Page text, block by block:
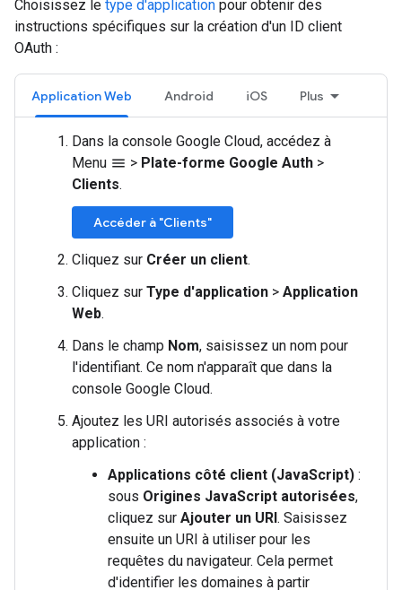
Choisissez le type d'application pour obtenir des
instructions spécifiques sur la création d'un ID client
OAuth :
Application Web Android iOS Plus
Dans la console Google Cloud, accédez à
Menu menu > Plate-forme Google Auth >
Clients.
Accéder à "Clients"
Cliquez sur Créer un client.
Cliquez sur Type d'application > Application
Web.
Dans le champ Nom, saisissez un nom pour
l'identifiant. Ce nom n'apparaît que dans la
console Google Cloud.
Ajoutez les URI autorisés associés à votre
application :
Applications côté client (JavaScript) :
sous Origines JavaScript autorisées,
cliquez sur Ajouter un URI. Saisissez
ensuite un URI à utiliser pour les
requêtes du navigateur. Cela permet
d'identifier les domaines à partir